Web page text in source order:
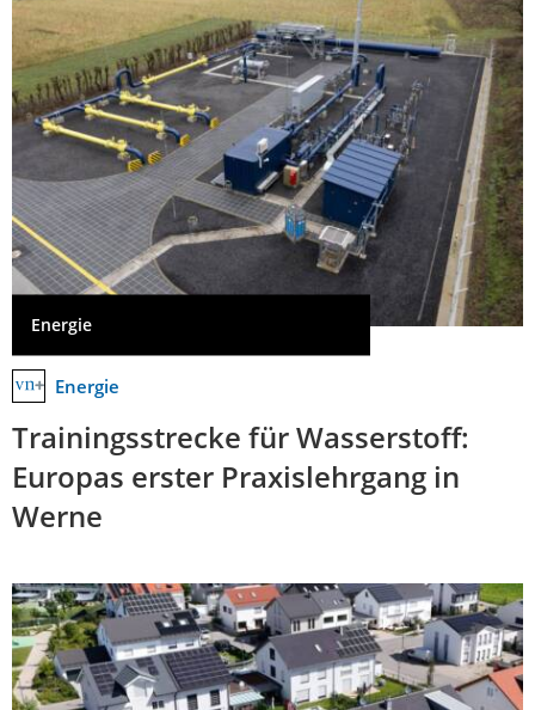
Energie
Energie
Trainingsstrecke für Wasserstoff:
Europas erster Praxislehrgang in
Werne